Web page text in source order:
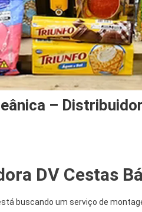
–
DV Cestas
buscando um serviço de